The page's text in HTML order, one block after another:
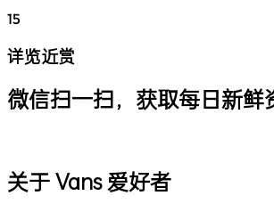
15
详览近赏
微信扫一扫，获取每日新鲜
关于 Vans 爱好者